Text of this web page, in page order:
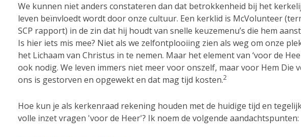
We kunnen niet anders constateren dan dat betrokkenheid bij het
leven beïnvloedt wordt door onze cultuur. Een kerklid is McVolunteer
SCP rapport) in de zin dat hij houdt van snelle keuzemenu’s die hem
Is hier iets mis mee? Niet als we zelfontplooiing zien als weg om onze
het Lichaam van Christus in te nemen. Maar het element van ‘voor de
ook nodig. We leven immers niet meer voor onszelf, maar voor Hem Die
ons is gestorven en opgewekt en dat mag tijd kosten.2
Hoe kun je als kerkenraad rekening houden met de huidige tijd en
volle inzet vragen 'voor de Heer'? Ik noem de volgende aandachtspunten: